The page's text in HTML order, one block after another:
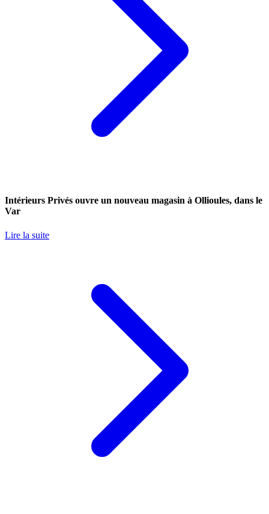
Intérieurs Privés ouvre un nouveau magasin à Ollioules, dans le
Var
Lire la suite